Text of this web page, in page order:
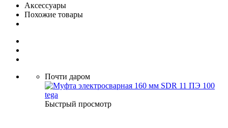
Аксессуары
Похожие товары
Почти даром
Быстрый просмотр